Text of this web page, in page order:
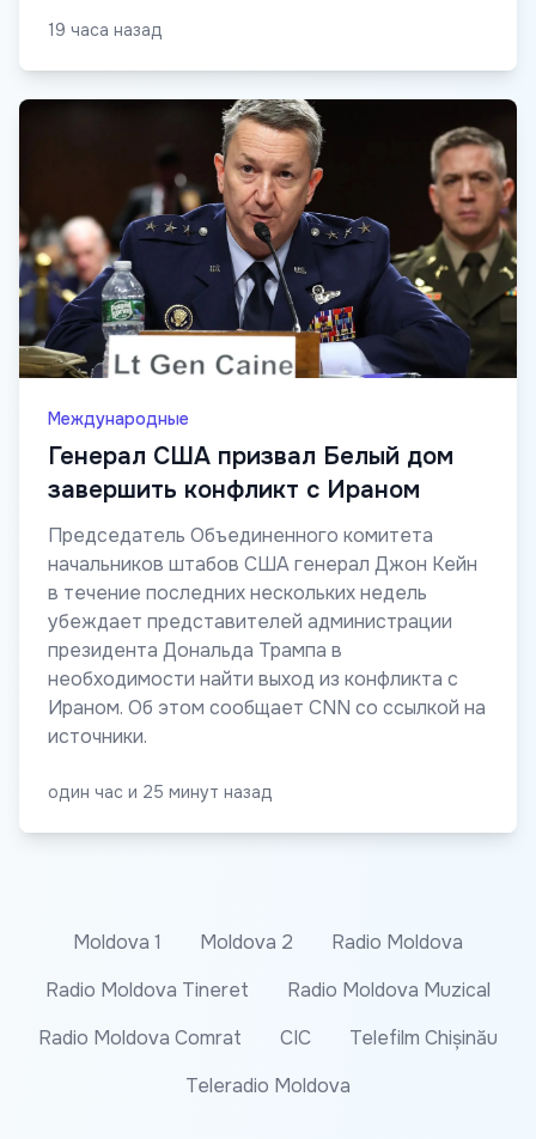
19 часа назад
Международные
Генерал США призвал Белый дом
завершить конфликт с Ираном
Председатель Объединенного комитета
начальников штабов США генерал Джон Кейн
в течение последних нескольких недель
убеждает представителей администрации
президента Дональда Трампа в
необходимости найти выход из конфликта с
Ираном. Об этом сообщает CNN со ссылкой на
источники.
один час и 25 минут назад
Moldova 1 Moldova 2
Radio Moldova
Radio Moldova Tineret
Radio Moldova Muzical
Radio Moldova Comrat
CIC
Telefilm Chișinău
Teleradio Moldova